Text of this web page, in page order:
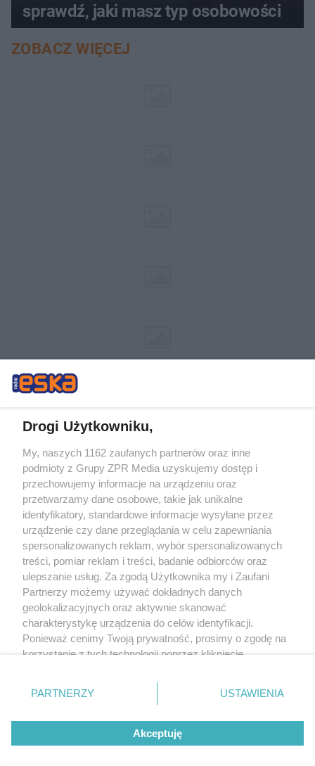
sprawdź, jaki masz typ osobowości
ZOBACZ WIĘCEJ
Żaden utwór zamieszczony w serwisie nie może być powielany i
rozpowszechniany lub dalej rozpowszechniany w jakikolwiek sposób (w
tym także elektroniczny lub mechaniczny) na jakimkolwiek polu
eksploatacji w jakiejkolwiek formie, włącznie z umieszczaniem w Internecie
bez pisemnej zgody właściciela praw. Jakiekolwiek użycie lub
wykorzystanie utworów w całości lub w części z naruszeniem prawa, tzn.
bez właściwej zgody, jest zabronione pod groźbą kary i może być ścigane
prawnie.
O nas
Drogi Użytkowniku,
My, naszych 1162 zaufanych partnerów oraz inne
podmioty z Grupy ZPR Media uzyskujemy dostęp i
przechowujemy informacje na urządzeniu oraz
przetwarzamy dane osobowe, takie jak unikalne
identyfikatory, standardowe informacje wysyłane przez
urządzenie czy dane przeglądania w celu zapewniania
spersonalizowanych reklam, wybór spersonalizowanych
treści, pomiar reklam i treści, badanie odbiorców oraz
ulepszanie usług. Za zgodą Użytkownika my i Zaufani
Partnerzy możemy używać dokładnych danych
geolokalizacyjnych oraz aktywnie skanować
charakterystykę urządzenia do celów identyfikacji.
Ponieważ cenimy Twoją prywatność, prosimy o zgodę na
korzystanie z tych technologii poprzez kliknięcie
zmienić/wycofać klikając przycisk ustawień prywatności
znajdujący się w lewym dolnym rogu strony
rodzaje przetwarzania danych nie wymagają zgody
użytkownika, ale masz prawo sprzeciwić się takiemu
przetwarzaniu. Preferencje będą miały zastosowanie tylko
PARTNERZY USTAWIENIA
Akceptuję